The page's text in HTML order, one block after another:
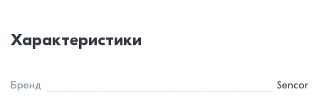
Характеристики
Бренд Sencor